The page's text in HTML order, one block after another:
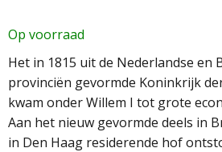
Op voorraad
Het in 1815 uit de Nederlandse en
provinciën gevormde Koninkrijk
kwam onder Willem I tot grote
Aan het nieuw gevormde deels in
in Den Haag residerende hof